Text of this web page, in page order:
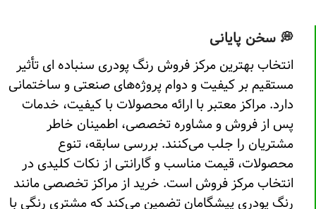
💭 سخن پایانی
انتخاب بهترین مرکز فروش رنگ پودری سنباده ای تأثیر
مستقیم بر کیفیت و دوام پروژه‌های صنعتی و ساختمانی
دارد. مراکز معتبر با ارائه محصولات با کیفیت، خدمات
پس از فروش و مشاوره تخصصی، اطمینان خاطر
مشتریان را جلب می‌کنند. بررسی سابقه، تنوع
محصولات، قیمت مناسب و گارانتی از نکات کلیدی در
انتخاب مرکز فروش است. خرید از مراکز تخصصی مانند
رنگ پودری پیشگامان تضمین می‌کند که مشتری رنگی با